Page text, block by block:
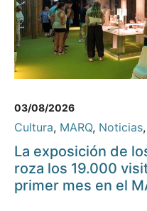
03/08/2026
Cultura, MARQ, Noticias,
La exposición de
roza los 19.000
primer mes en el